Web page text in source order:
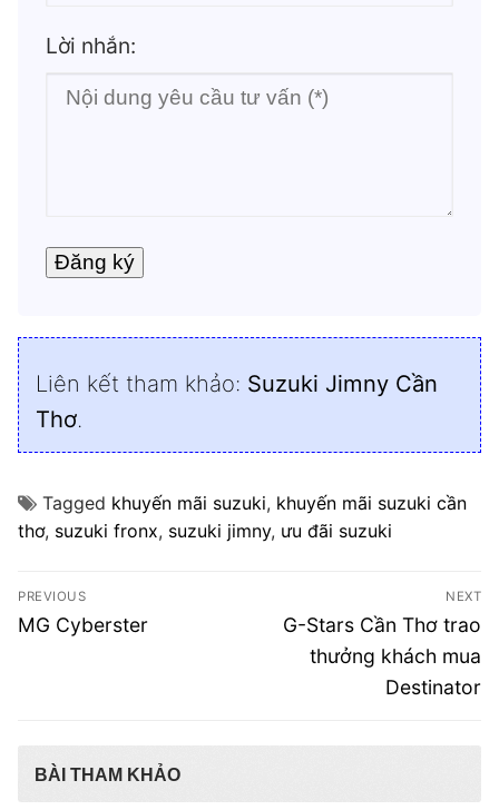
Lời nhắn:
Liên kết tham khảo: Suzuki Jimny Cần
Thơ.
Tagged khuyến mãi suzuki, khuyến mãi suzuki cần
thơ, suzuki fronx, suzuki jimny, ưu đãi suzuki
Điều
hướng
PREVIOUS
Previous
MG Cyberster
NEXT
Next
post:
G-Stars Cần Thơ trao
thưởng khách mua
Destinator
BÀI THAM KHẢO